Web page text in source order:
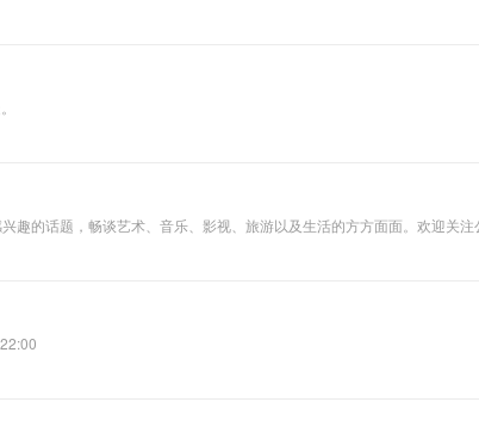
趣的话题，畅谈艺术、音乐、影视、旅游以及生活的方方面面。欢迎关